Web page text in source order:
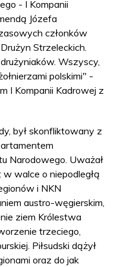
- I Kompanii
Józefa
członków
Strzeleckich.
Wszyscy,
polskimi" -
I Kompanii Kadrowej z
był skonfliktowany z
Narodowego. Uważał
walce o niepodległą
i NKN
austro-węgierskim,
ziem Królestwa
trzeciego,
Piłsudski dążył
oraz do jak